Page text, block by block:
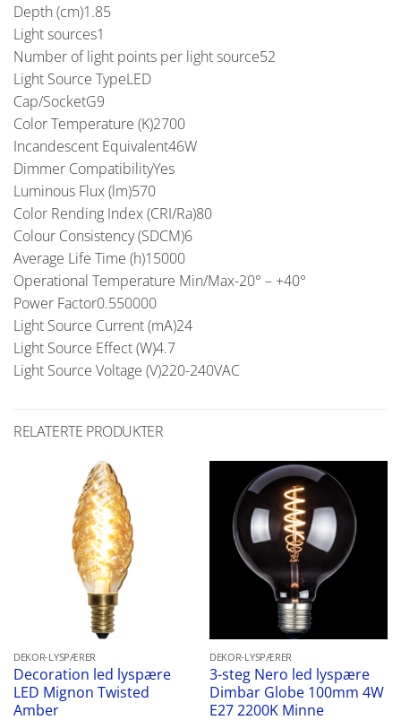
Depth (cm)1.85
Light sources1
Number of light points per light source52
Light Source TypeLED
Cap/SocketG9
Color Temperature (K)2700
Incandescent Equivalent46W
Dimmer CompatibilityYes
Luminous Flux (lm)570
Color Rending Index (CRI/Ra)80
Colour Consistency (SDCM)6
Average Life Time (h)15000
Operational Temperature Min/Max-20° – +40°
Power Factor0.550000
Light Source Current (mA)24
Light Source Effect (W)4.7
Light Source Voltage (V)220-240VAC
RELATERTE PRODUKTER
DEKOR-LYSPÆRER
Decoration led lyspære
LED Mignon Twisted
Amber
DEKOR-LYSPÆRER
3-steg Nero led lyspære
Dimbar Globe 100mm 4W
E27 2200K Minne